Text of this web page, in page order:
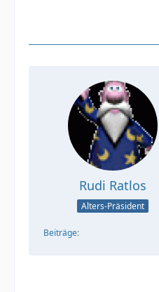
Rudi Ratlos
Alters-Präsident
Beiträge